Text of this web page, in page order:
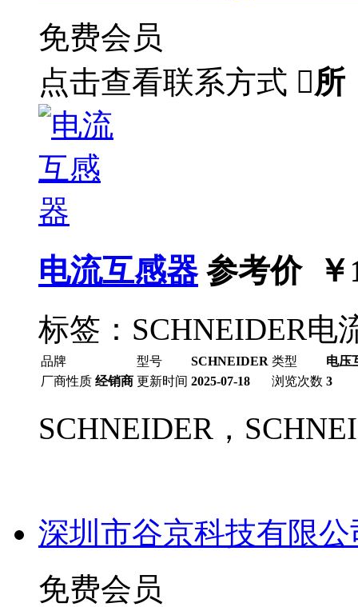
免费会员
点击查看联系方式 所
电流互感器 参考价 ￥
标签：SCHNEIDER电
品牌 型号 SCHNEIDER 类型
电压
厂商性质 经销商 更新时间 2025-07-18 浏览次数 3
SCHNEIDER，
深圳市谷京科技有限公
免费会员